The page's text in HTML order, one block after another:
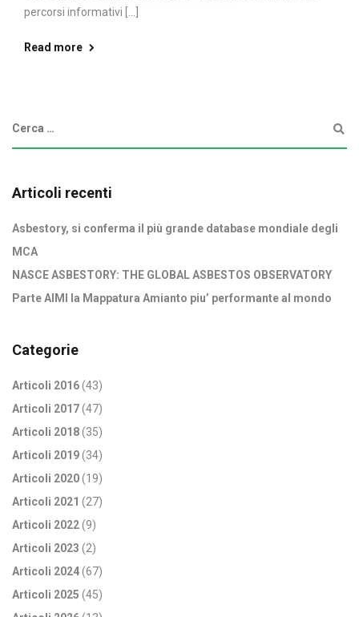
percorsi informativi [...]
Read more
Articoli recenti
Asbestory, si conferma il più grande database mondiale degli
MCA
NASCE ASBESTORY: THE GLOBAL ASBESTOS OBSERVATORY
Parte AIMI la Mappatura Amianto piu’ performante al mondo
Categorie
Articoli 2016(43)
Articoli 2017(47)
Articoli 2018(35)
Articoli 2019(34)
Articoli 2020(19)
Articoli 2021 (27)
Articoli 2022(9)
Articoli 2023 (2)
Articoli 2024(67)
Articoli 2025 (45)